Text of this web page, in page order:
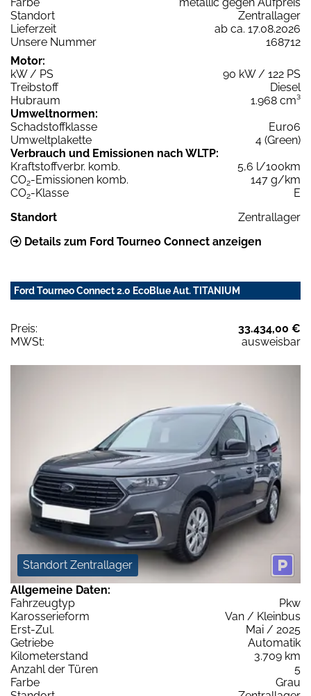
Standort
Zentrallager
Lieferzeit
ab ca. 17.08.2026
Unsere Nummer
168712
Motor:
kW / PS
90 kW / 122 PS
Treibstoff
Diesel
Hubraum
1.968 cm³
Umweltnormen:
Schadstoffklasse
Euro6
Umweltplakette
4 (Green)
Verbrauch und Emissionen nach WLTP:
Kraftstoffverbr. komb.
5,6 l/100km
CO2-Emissionen komb.
147 g/km
CO2-Klasse
E
Standort
Zentrallager
Details zum Ford Tourneo Connect anzeigen
Ford Tourneo Connect 2.0 EcoBlue Aut. TITANIUM
Preis:
33.434,00 €
MWSt:
ausweisbar
Standort Zentrallager
Allgemeine Daten:
Fahrzeugtyp
Pkw
Karosserieform
Van / Kleinbus
Erst-Zul.
Mai / 2025
Getriebe
Automatik
Kilometerstand
3.709 km
Anzahl der Türen
5
Farbe
Grau